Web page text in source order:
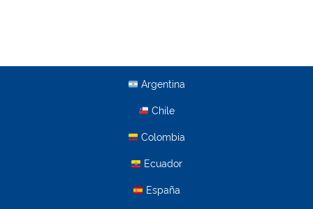
Argentina
Chile
Colombia
Ecuador
España